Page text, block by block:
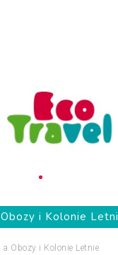
Obozy i Kolonie
a Obozy i Kolonie Letnie